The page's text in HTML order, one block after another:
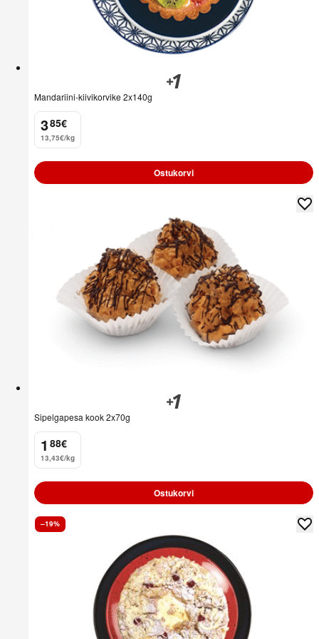
Mandariini-kiivikorvike 2x140g
3
. 85€
13,75€/kg
Ostukorvi
Sipelgapesa kook 2x70g
1
. 88€
13,43€/kg
Ostukorvi
–19%